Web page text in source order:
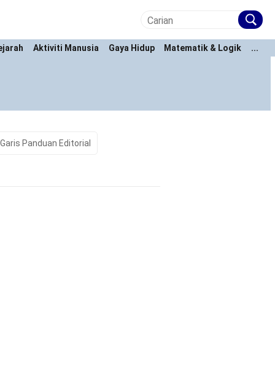
Aktiviti Manusia Gaya Hidup Matematik & Logik ...
Garis Panduan Editorial